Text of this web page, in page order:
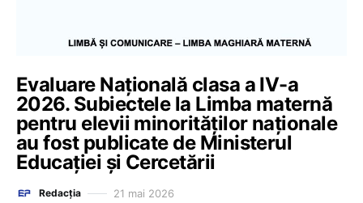
Evaluare Națională clasa a IV-a
2026. Subiectele la Limba maternă
pentru elevii minorităților naționale
au fost publicate de Ministerul
Educației și Cercetării
Redacția 21 mai 2026